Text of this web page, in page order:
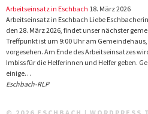
Arbeitseinsatz in Eschbach 18. März 2026
Arbeitseinsatz in Eschbach Liebe
den 28. März 2026, findet unser nächster
Treffpunkt ist um 9:00 Uhr am Gemeindehaus,
vorgesehen. Am Ende des Arbeitseinsatzes
Imbiss für die Helferinnen und Helfer geben.
einige…
Eschbach-RLP